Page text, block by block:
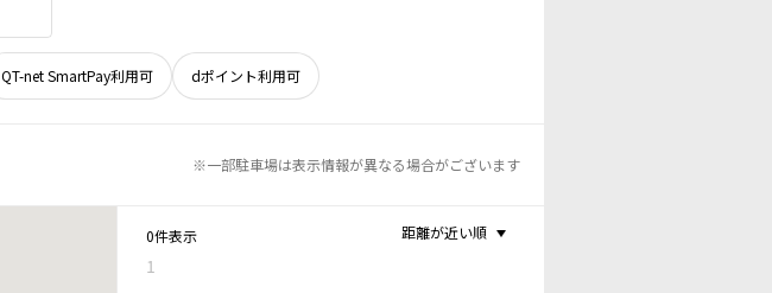
QT-net SmartPay利用可 dポイント利用可
※一部駐車場は表示情報が異なる場合がございます
0件表示
1
距離が近い順